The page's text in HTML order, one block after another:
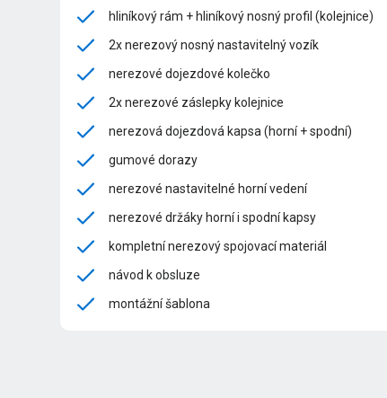
hliníkový rám + hliníkový nosný profil (kolejnice)
2x nerezový nosný nastavitelný vozík
nerezové dojezdové kolečko
2x nerezové záslepky kolejnice
nerezová dojezdová kapsa (horní + spodní)
gumové dorazy
nerezové nastavitelné horní vedení
nerezové držáky horní i spodní kapsy
kompletní nerezový spojovací materiál
návod k obsluze
montážní šablona